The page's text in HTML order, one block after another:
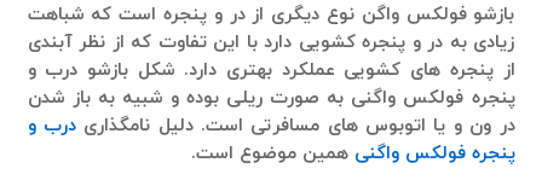
بازشو فولکس واگن نوع دیگری از در و پنجره است که شباهت
زیادی به در و پنجره کشویی دارد با این تفاوت که از نظر آبندی
از پنجره های کشویی عملکرد بهتری دارد. شکل بازشو درب و
پنجره فولکس واگنی به صورت ریلی بوده و شبیه به باز شدن
در ون و یا اتوبوس های مسافرتی است. دلیل نامگذاریدرب و
پنجره فولکس واگنی همین موضوع است.